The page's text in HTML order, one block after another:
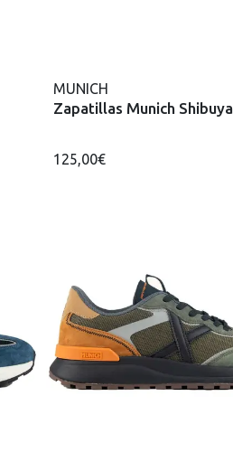
MUNICH
Zapatillas Munich
125,00€